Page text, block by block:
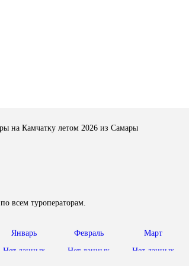
на Камчатку летом 2026 из Самары
всем туроператорам.
Январь
Нет данных
Февраль
Нет данных
Март
Нет данных